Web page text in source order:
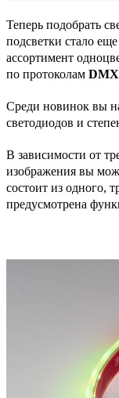
Теперь подобрать
подсветки стало
ассортимент
по протоколам DMX
Среди новинок вы
светодиодов и
В зависимости от
изображения вы
состоит из одного,
предусмотрена